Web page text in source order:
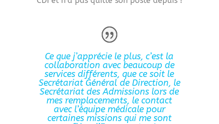
Ce que j’apprécie le plus, c’est la
collaboration avec beaucoup de
services différents, que ce soit le
Secrétariat Général de Direction, le
Secrétariat des Admissions lors de
mes remplacements, le contact
avec l’équipe médicale pour
certaines missions qui me sont